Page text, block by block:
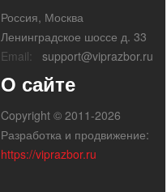
Россия, Москва
Ленинградское шоссе д. 33
Email:
support@viprazbor.ru
О сайте
Copyright © 2011-2026
Разработка и продвижение:
https://viprazbor.ru